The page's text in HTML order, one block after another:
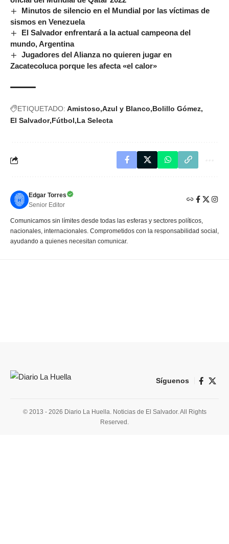
Minutos de silencio en el Mundial por las víctimas de
sismos en Venezuela
El Salvador enfrentará a la actual campeona del
mundo, Argentina
Jugadores del Alianza no quieren jugar en
Zacatecoluca porque les afecta «el calor»
ETIQUETADO: Amistoso Azul y Blanco Bolillo Gómez
El Salvador Fútbol La Selecta
Edgar Torres
Senior Editor
Comunicamos sin límites desde todas las esferas y sectores políticos,
nacionales, internacionales. Comprometidos con la responsabilidad social,
ayudando a quienes necesitan comunicar.
Síguenos
© 2013 - 2026 Diario La Huella. Noticias de El Salvador. All Rights
Reserved.